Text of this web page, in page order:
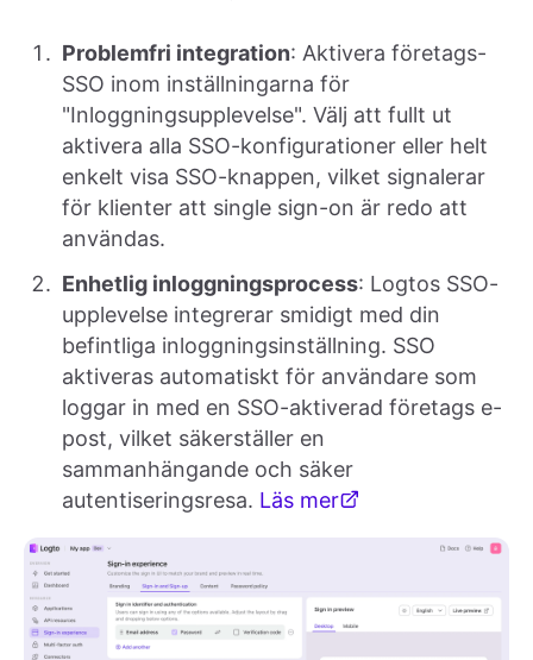
Problemfri integration: Aktivera företags-
SSO inom inställningarna för
"Inloggningsupplevelse". Välj att fullt ut
aktivera alla SSO-konfigurationer eller helt
enkelt visa SSO-knappen, vilket signalerar
för klienter att single sign-on är redo att
användas.
Enhetlig inloggningsprocess: Logtos SSO-
upplevelse integrerar smidigt med din
befintliga inloggningsinställning. SSO
aktiveras automatiskt för användare som
loggar in med en SSO-aktiverad företags e-
post, vilket säkerställer en
sammanhängande och säker
autentiseringsresa. Läs mer